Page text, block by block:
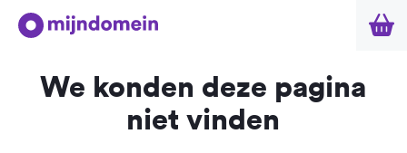
We konden deze pagina
niet vinden